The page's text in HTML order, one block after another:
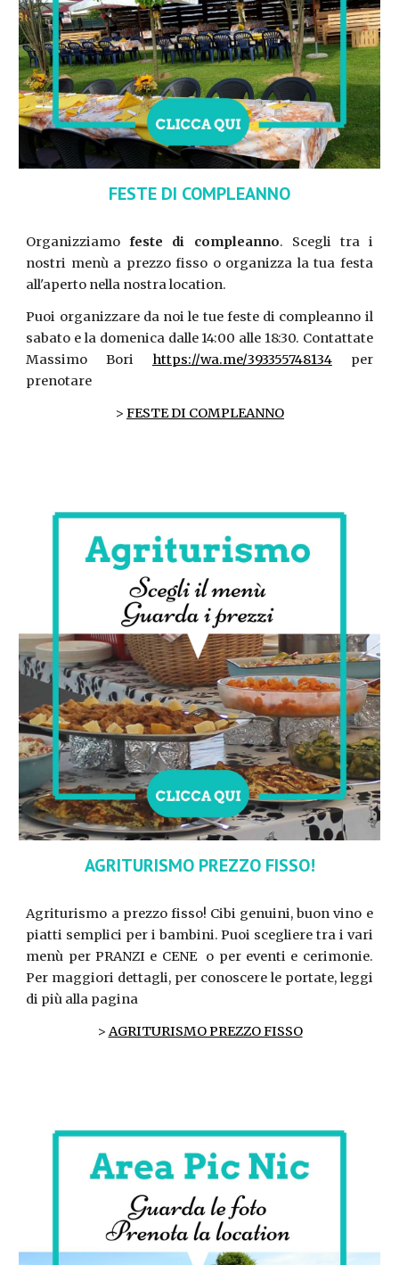
FESTE DI COMPLEANNO
Organizziamofeste di compleanno. Scegli tra i
nostri menù a prezzo fisso o organizza la tua festa
all'aperto nella nostra location.
Puoi organizzare da noi le tue feste di compleanno il
sabato e la domenica dalle 14:00 alle 18:30. Contattate
Massimo Bori https://wa.me/393355748134per
prenotare
> FESTE DI COMPLEANNO
AGRITURISMO PREZZO FISSO!
Agriturismo a prezzo fisso! Cibi genuini, buon vino e
piatti semplici per i bambini. Puoi scegliere tra i vari
menù per PRANZI e CENE o per eventi e cerimonie.
Per maggiori dettagli, per conoscere le portate, leggi
di più alla pagina
> AGRITURISMO PREZZO FISSO